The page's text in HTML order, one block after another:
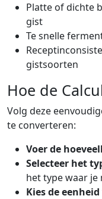
Platte of dichte
gist
Te snelle
gistsoorten
Hoe de
Volg deze
te converteren:
Voer de
Selecteer het
het type waar
Kies de eenheid